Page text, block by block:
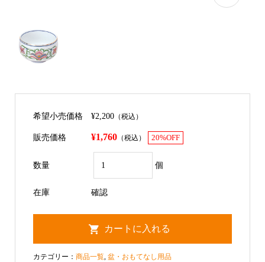
希望小売価格 ¥2,200（税込）
販売価格 ¥1,760（税込） 20%OFF
数量 個
在庫 確認
カテゴリー： 商品一覧, 盆・おもてなし用品